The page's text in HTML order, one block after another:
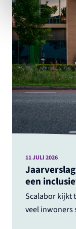
een
Scalabor kijkt
veel inwoners
11 JULI 2026